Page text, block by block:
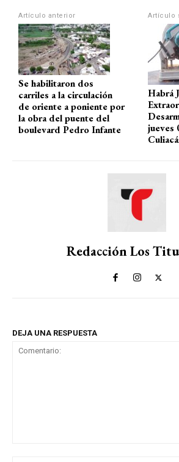
A
p
p
o
o
k
m
ar
tir
Artículo anterior
Se habilitaron dos
carriles a la circulación
de oriente a poniente por
la obra del puente del
boulevard Pedro Infante
Artículo
Habrá
jueves
Redacción Los
DEJA UNA RESPUESTA